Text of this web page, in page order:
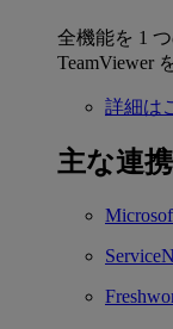
全機能を 1
TeamViewer
詳細は
主な連